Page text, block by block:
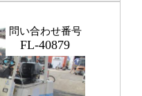
問い合わせ番号
FL-40879